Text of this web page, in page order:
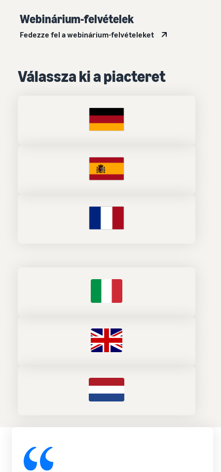
Webinárium-felvételek
Fedezze fel a webinárium-felvételeket
Válassza ki a piacteret